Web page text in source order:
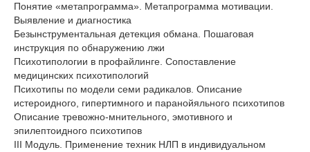
Понятие «метапрограмма». Метапрограмма мотивации.
Выявление и диагностика
Безынструментальная детекция обмана. Пошаговая
инструкция по обнаружению лжи
Психотипологии в профайлинге. Сопоставление
медицинских психотипологий
Психотипы по модели семи радикалов. Описание
истероидного, гипертимного и паранойяльного психотипов
Описание тревожно-мнительного, эмотивного и
эпилептоидного психотипов
III Модуль. Применение техник НЛП в индивидуальном